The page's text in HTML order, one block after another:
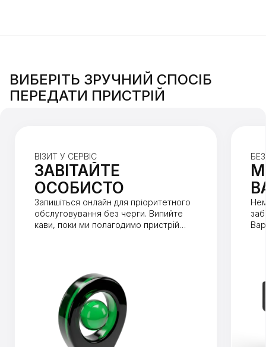
ВИБЕРІТЬ ЗРУЧНИЙ СПОСІБ
ПЕРЕДАТИ ПРИСТРІЙ
ВІЗИТ У СЕРВІС
ЗАВІТАЙТЕ
ОСОБИСТО
Запишіться онлайн для пріоритетного
обслуговування без черги. Випийте
кави, поки ми полагодимо пристрій